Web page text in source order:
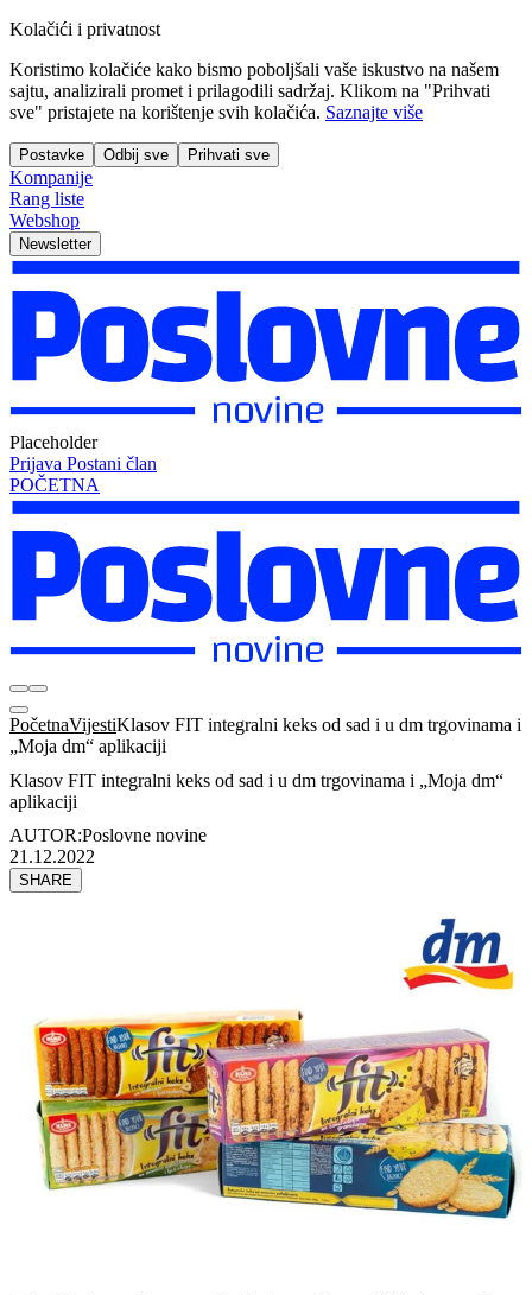
Kolačići i privatnost
Koristimo kolačiće kako bismo poboljšali vaše iskustvo na našem
sajtu, analizirali promet i prilagodili sadržaj. Klikom na "Prihvati
sve" pristajete na korištenje svih kolačića. Saznajte više
Postavke Odbij sve Prihvati sve
Kompanije
Rang liste
Webshop
Newsletter
Placeholder
Prijava Postani član
POČETNA
PočetnaVijestiKlasov FIT integralni keks od sad i u dm trgovinama i
„Moja dm“ aplikaciji
Klasov FIT integralni keks od sad i u dm trgovinama i „Moja dm“
aplikaciji
AUTOR:Poslovne novine
21.12.2022
SHARE